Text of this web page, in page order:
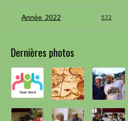
Année 2022 572
Dernières photos